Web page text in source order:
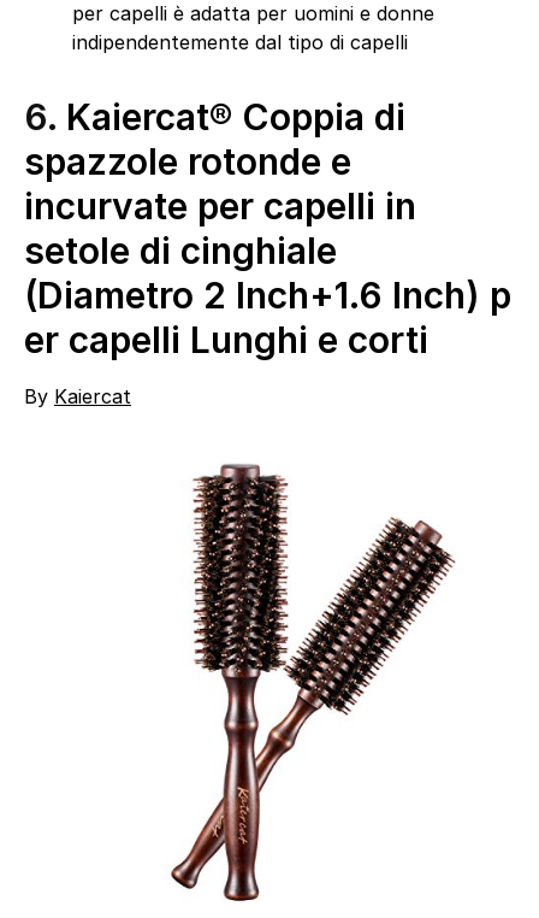
per capelli è adatta per uomini e donne
indipendentemente dal tipo di capelli
6. Kaiercat® Coppia di
spazzole rotonde e
incurvate per capelli in
setole di cinghiale
(Diametro 2 Inch+1.6 Inch) p
er capelli Lunghi e corti
By Kaiercat